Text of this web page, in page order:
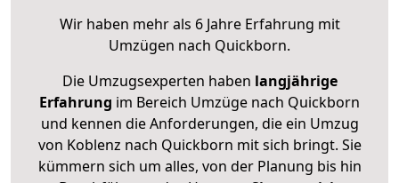
Wir haben mehr als 6 Jahre Erfahrung mit
Umzügen nach Quickborn.
Die Umzugsexperten haben langjährige
Erfahrung im Bereich Umzüge nach Quickborn
und kennen die Anforderungen, die ein Umzug
von Koblenz nach Quickborn mit sich bringt. Sie
kümmern sich um alles, von der Planung bis hin